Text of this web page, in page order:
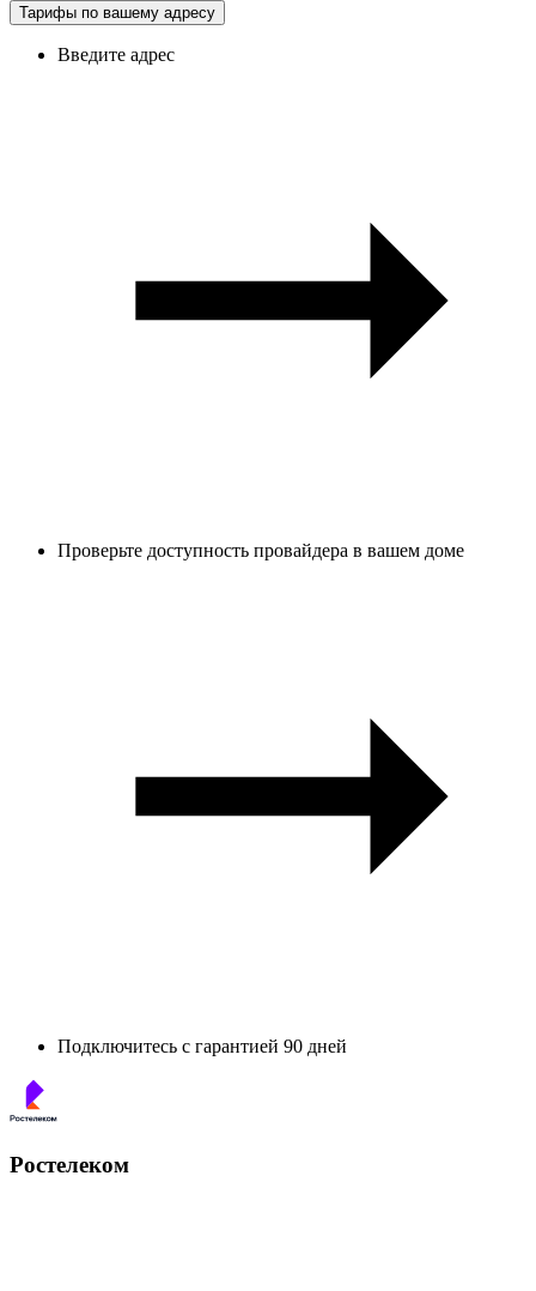
Тарифы по вашему адресу
Введите адрес
Проверьте доступность провайдера в вашем доме
Подключитесь с гарантией 90 дней
Ростелеком